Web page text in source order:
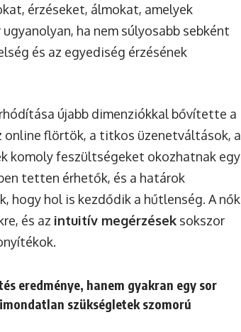
érzéseket, álmokat, amelyek
ha nem súlyosabb sebként
és az egyediség érzésének
újabb dimenziókkal bővítette a
online flörtök, a titkos üzenetváltások, a
komoly feszültségeket okozhatnak egy
tetten érhetők, és a határok
hogy hol is kezdődik a hűtlenség. A nők
és az intuitív megérzések sokszor
eredménye, hanem gyakran egy sor
szükségletek szomorú